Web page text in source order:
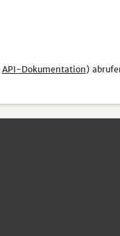
API-Dokumentation)